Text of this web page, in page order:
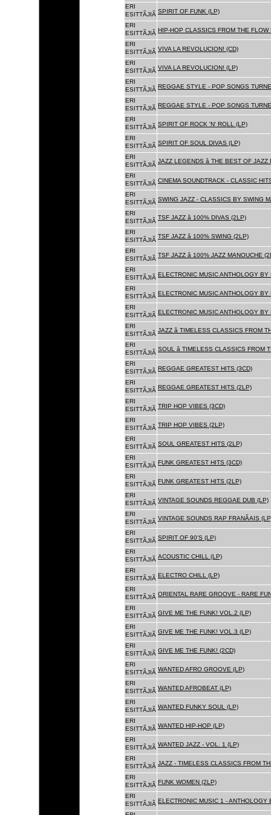
ERI
ESITTÃJIÃ SPIRIT OF FUNK (LP)
ERI
ESITTÃJIÃ HIP-HOP CLASSICS FROM THE FLOW
ERI
ESITTÃJIÃ VIVA LA REVOLUCION! (CD)
ERI
ESITTÃJIÃ VIVA LA REVOLUCION! (LP)
ERI
ESITTÃJIÃ REGGAE STYLE - POP SONGS
ERI
ESITTÃJIÃ REGGAE STYLE - POP SONGS
ERI
ESITTÃJIÃ SPIRIT OF ROCK 'N' ROLL (LP)
ERI
ESITTÃJIÃ SPIRIT OF SOUL DIVAS (LP)
ERI
ESITTÃJIÃ
JAZZ LEGENDS â THE BEST OF
ERI
ESITTÃJIÃ CINEMA SOUNDTRACK - CLASSIC
ERI
ESITTÃJIÃ SWING JAZZ - CLASSICS BY SWING
ERI
ESITTÃJIÃ
TSF JAZZ â 100% DIVAS (2LP)
ERI
ESITTÃJIÃ
TSF JAZZ â 100% SWING (2LP)
ERI
ESITTÃJIÃ
TSF JAZZ â 100% JAZZ MANOUCHE
ERI
ESITTÃJIÃ ELECTRONIC MUSIC ANTHOLOGY
ERI
ESITTÃJIÃ ELECTRONIC MUSIC ANTHOLOGY
ERI
ESITTÃJIÃ ELECTRONIC MUSIC ANTHOLOGY
ERI
ESITTÃJIÃ
JAZZ â TIMELESS CLASSICS FROM
ERI
ESITTÃJIÃ
SOUL â TIMELESS CLASSICS FROM
ERI
ESITTÃJIÃ REGGAE GREATEST HITS (3CD)
ERI
ESITTÃJIÃ REGGAE GREATEST HITS (2LP)
ERI
ESITTÃJIÃ TRIP HOP VIBES (3CD)
ERI
ESITTÃJIÃ TRIP HOP VIBES (2LP)
ERI
ESITTÃJIÃ SOUL GREATEST HITS (2LP)
ERI
ESITTÃJIÃ FUNK GREATEST HITS (3CD)
ERI
ESITTÃJIÃ FUNK GREATEST HITS (2LP)
ERI
ESITTÃJIÃ VINTAGE SOUNDS REGGAE DUB (LP)
ERI
ESITTÃJIÃ
VINTAGE SOUNDS RAP FRANÃAIS
ERI
ESITTÃJIÃ SPIRIT OF 90'S (LP)
ERI
ESITTÃJIÃ ACOUSTIC CHILL (LP)
ERI
ESITTÃJIÃ ELECTRO CHILL (LP)
ERI
ESITTÃJIÃ ORIENTAL RARE GROOVE - RARE
ERI
ESITTÃJIÃ GIVE ME THE FUNK! VOL.2 (LP)
ERI
ESITTÃJIÃ GIVE ME THE FUNK! VOL.3 (LP)
ERI
ESITTÃJIÃ GIVE ME THE FUNK! (2CD)
ERI
ESITTÃJIÃ WANTED AFRO GROOVE (LP)
ERI
ESITTÃJIÃ WANTED AFROBEAT (LP)
ERI
ESITTÃJIÃ WANTED FUNKY SOUL (LP)
ERI
ESITTÃJIÃ WANTED HIP-HOP (LP)
ERI
ESITTÃJIÃ WANTED JAZZ - VOL. 1 (LP)
ERI
ESITTÃJIÃ JAZZ - TIMELESS CLASSICS FROM
ERI
ESITTÃJIÃ FUNK WOMEN (2LP)
ERI
ESITTÃJIÃ ELECTRONIC MUSIC 1 - ANTHOLOGY